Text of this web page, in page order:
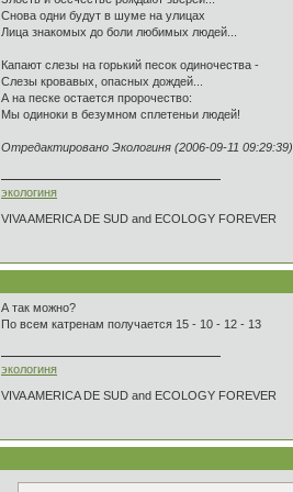
Снова одни будут в шуме на улицах
Лица знакомых до боли любимых людей...
Капают слезы на горький песок одиночества -
Слезы кровавых, опасных дождей...
А на песке остается пророчество:
Мы одиноки в безумном сплетеньи людей!
Отредактировано Экологиня (2006-09-11 09:29:39)
экологиня
VIVA AMERICA DE SUD and ECOLOGY FOREVER
А так можно?
По всем катренам получается 15 - 10 - 12 - 13
экологиня
VIVA AMERICA DE SUD and ECOLOGY FOREVER